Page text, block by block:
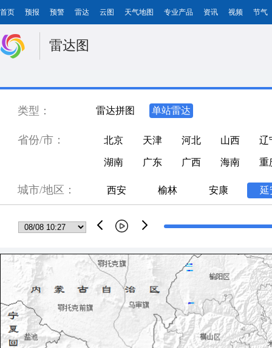
首页 预报 预警 雷达 云图 天气地图 专业产品 资讯 视频 节气
雷达图
类型： 雷达拼图 单站雷达
省份/市： 北京 天津 河北 山西 辽
湖南 广东 广西 海南 重
城市/地区： 西安 榆林 安康 延